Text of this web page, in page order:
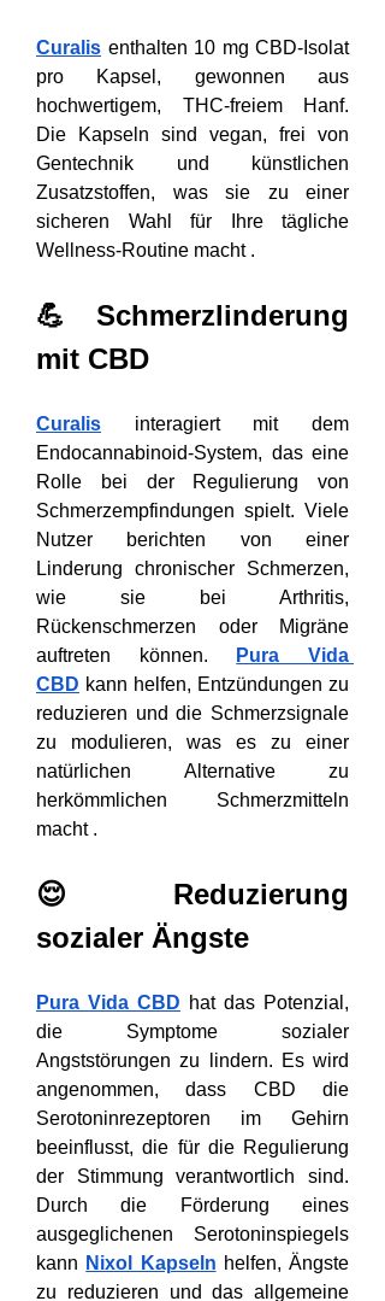
Curalis enthalten 10 mg CBD-Isolat
pro Kapsel, gewonnen aus
hochwertigem, THC-freiem Hanf.
Die Kapseln sind vegan, frei von
Gentechnik und künstlichen
Zusatzstoffen, was sie zu einer
sicheren Wahl für Ihre tägliche
Wellness-Routine macht .
💪 Schmerzlinderung
mit CBD
Curalis interagiert mit dem
Endocannabinoid-System, das eine
Rolle bei der Regulierung von
Schmerzempfindungen spielt. Viele
Nutzer berichten von einer
Linderung chronischer Schmerzen,
wie sie bei Arthritis,
Rückenschmerzen oder Migräne
auftreten können.
Pura Vida
CBD kann helfen, Entzündungen zu
reduzieren und die Schmerzsignale
zu modulieren, was es zu einer
natürlichen Alternative zu
herkömmlichen Schmerzmitteln
macht .
😌 Reduzierung
sozialer Ängste
Pura Vida CBD hat das Potenzial,
die Symptome sozialer
Angststörungen zu lindern. Es wird
angenommen, dass CBD die
Serotoninrezeptoren im Gehirn
beeinflusst, die für die Regulierung
der Stimmung verantwortlich sind.
Durch die Förderung eines
ausgeglichenen Serotoninspiegels
kann Nixol Kapseln helfen, Ängste
zu reduzieren und das allgemeine